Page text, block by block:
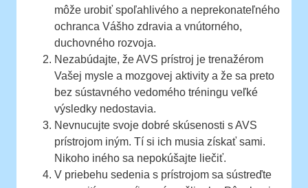
môže urobiť spoľahlivého a neprekonateľného
ochranca Vášho zdravia a vnútorného, ​​
duchovného rozvoja.
Nezabúdajte, že AVS prístroj je trenažérom
Vašej mysle a mozgovej aktivity a že sa preto
bez sústavného vedomého tréningu veľké
výsledky nedostavia.
Nevnucujte svoje dobré skúsenosti s AVS
prístrojom iným. Tí si ich musia získať sami.
Nikoho iného sa nepokúšajte liečiť.
V priebehu sedenia s prístrojom sa sústreďte